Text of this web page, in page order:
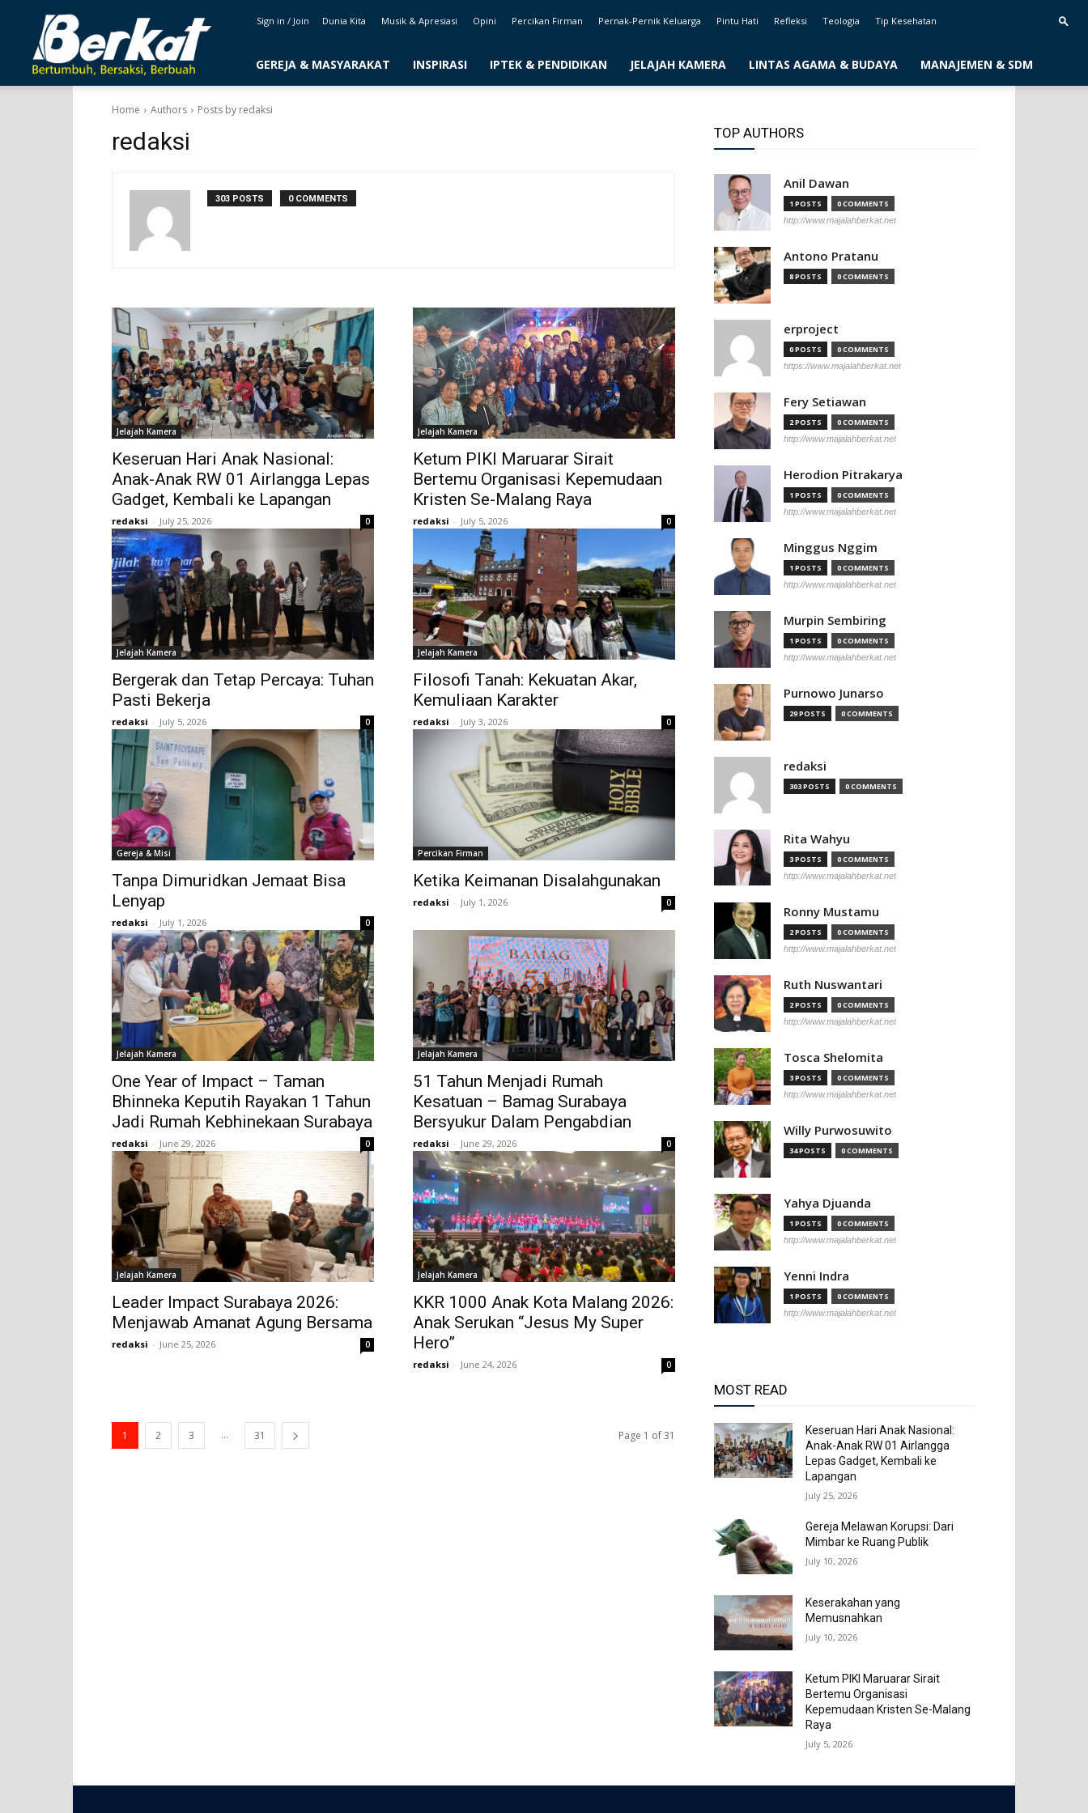
majalahberkat.net
Sign in / Join Dunia Kita Musik & Apresiasi Opini Percikan Firman Pernak-Pernik Keluarga Pintu Hati Refleksi Teologia Tip Kesehatan
GEREJA & MASYARAKAT INSPIRASI IPTEK & PENDIDIKAN JELAJAH KAMERA LINTAS AGAMA & BUDAYA MANAJEMEN & SDM
Home Authors Posts by redaksi
redaksi
303 POSTS 0 COMMENTS
Jelajah Kamera
Keseruan Hari Anak Nasional:
Anak-Anak RW 01 Airlangga Lepas
Gadget, Kembali ke Lapangan
redaksi - July 25, 2026 0
Jelajah Kamera
Ketum PIKI Maruarar Sirait
Bertemu Organisasi Kepemudaan
Kristen Se-Malang Raya
redaksi - July 5, 2026 0
Jelajah Kamera
Bergerak dan Tetap Percaya: Tuhan
Pasti Bekerja
redaksi - July 5, 2026 0
Jelajah Kamera
Filosofi Tanah: Kekuatan Akar,
Kemuliaan Karakter
redaksi - July 3, 2026 0
Gereja & Misi
Tanpa Dimuridkan Jemaat Bisa
Lenyap
redaksi - July 1, 2026 0
Percikan Firman
Ketika Keimanan Disalahgunakan
redaksi - July 1, 2026 0
Jelajah Kamera
One Year of Impact – Taman
Bhinneka Keputih Rayakan 1 Tahun
Jadi Rumah Kebhinekaan Surabaya
redaksi - June 29, 2026 0
Jelajah Kamera
51 Tahun Menjadi Rumah
Kesatuan – Bamag Surabaya
Bersyukur Dalam Pengabdian
redaksi - June 29, 2026 0
Jelajah Kamera
Leader Impact Surabaya 2026:
Menjawab Amanat Agung Bersama
redaksi - June 25, 2026 0
Jelajah Kamera
KKR 1000 Anak Kota Malang 2026:
Anak Serukan “Jesus My Super
Hero”
redaksi - June 24, 2026 0
1 2 3 ... 31 Page 1 of 31
TOP AUTHORS
Anil Dawan
1 POSTS 0 COMMENTS
http://www.majalahberkat.net
Antono Pratanu
8 POSTS 0 COMMENTS
erproject
0 POSTS 0 COMMENTS
https://www.majalahberkat.net
Fery Setiawan
2 POSTS 0 COMMENTS
http://www.majalahberkat.net
Herodion Pitrakarya
1 POSTS 0 COMMENTS
http://www.majalahberkat.net
Minggus Nggim
1 POSTS 0 COMMENTS
http://www.majalahberkat.net
Murpin Sembiring
1 POSTS 0 COMMENTS
http://www.majalahberkat.net
Purnowo Junarso
29 POSTS 0 COMMENTS
redaksi
303 POSTS 0 COMMENTS
Rita Wahyu
3 POSTS 0 COMMENTS
http://www.majalahberkat.net
Ronny Mustamu
2 POSTS 0 COMMENTS
http://www.majalahberkat.net
Ruth Nuswantari
2 POSTS 0 COMMENTS
http://www.majalahberkat.net
Tosca Shelomita
3 POSTS 0 COMMENTS
http://www.majalahberkat.net
Willy Purwosuwito
34 POSTS 0 COMMENTS
Yahya Djuanda
1 POSTS 0 COMMENTS
http://www.majalahberkat.net
Yenni Indra
1 POSTS 0 COMMENTS
http://www.majalahberkat.net
MOST READ
Keseruan Hari Anak Nasional:
Anak-Anak RW 01 Airlangga
Lepas Gadget, Kembali ke
Lapangan
July 25, 2026
Gereja Melawan Korupsi: Dari
Mimbar ke Ruang Publik
July 10, 2026
Keserakahan yang
Memusnahkan
July 10, 2026
Ketum PIKI Maruarar Sirait
Bertemu Organisasi
Kepemudaan Kristen Se-Malang
Raya
July 5, 2026